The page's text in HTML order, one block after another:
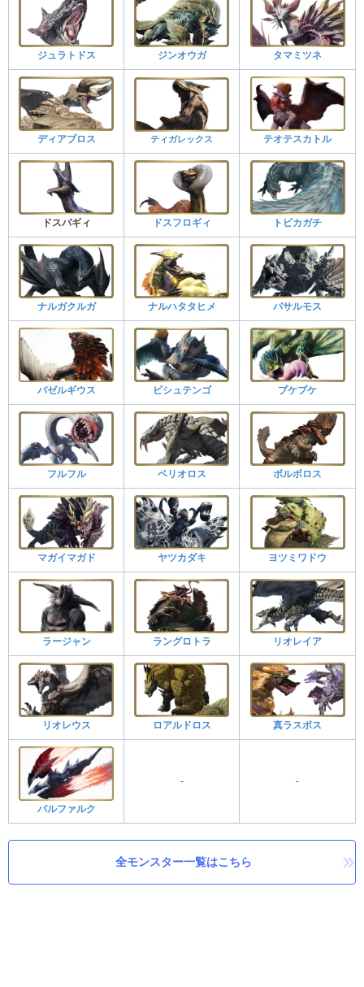
ジュラトドス ジンオウガ タマミツネ
ディアブロス ティガレックス テオテスカトル
ドスバギィ ドスフロギィ トビカガチ
ナルガクルガ ナルハタタヒメ バサルモス
バゼルギウス ビシュテンゴ プケプケ
フルフル ベリオロス ボルボロス
マガイマガド ヤツカダキ ヨツミワドウ
ラージャン ラングロトラ リオレイア
リオレウス ロアルドロス 真ラスボス
バルファルク
- -
全モンスター一覧はこちら